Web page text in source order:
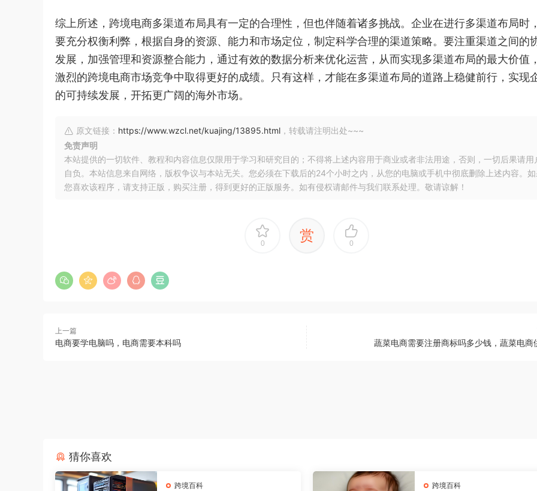
综上所述，跨境电商多渠道布局具有一定的合理性，但也伴随着诸多挑战。企业在进行多渠道布局时
要充分权衡利弊，根据自身的资源、能力和市场定位，制定科学合理的渠道策略。要注重渠道之间的
发展，加强管理和资源整合能力，通过有效的数据分析来优化运营，从而实现多渠道布局的最大价值
激烈的跨境电商市场竞争中取得更好的成绩。只有这样，才能在多渠道布局的道路上稳健前行，实现
的可持续发展，开拓更广阔的海外市场。
原文链接： https://www.wzcl.net/kuajing/13895.html ，转载请注明出处~~~
免责声明
本站提供的一切软件、教程和内容信息仅限用于学习和研究目的；不得将上述内容用于商业或者非法用途，否则，一切后果请用
自负。本站信息来自网络，版权争议与本站无关。您必须在下载后的24个小时之内，从您的电脑或手机中彻底删除上述内容。如
您喜欢该程序，请支持正版，购买注册，得到更好的正版服务。如有侵权请邮件与我们联系处理。敬请谅解！
0 赏 0
上一篇
电商要学电脑吗，电商需要本科吗 蔬菜电商需要注册商标吗多少钱，蔬菜电商
猜你喜欢
跨境百科 跨境百科